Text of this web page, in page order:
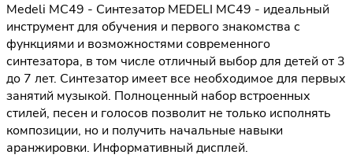
Medeli MC49 - Синтезатор MEDELI MC49 - идеальный
инструмент для обучения и первого знакомства с
функциями и возможностями современного
синтезатора, в том числе отличный выбор для детей от 3
до 7 лет. Синтезатор имеет все необходимое для первых
занятий музыкой. Полноценный набор встроенных
стилей, песен и голосов позволит не только исполнять
композиции, но и получить начальные навыки
аранжировки. Информативный дисплей.